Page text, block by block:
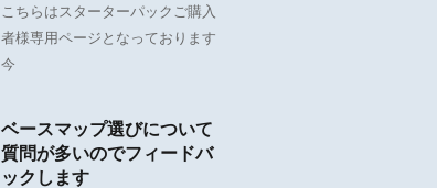
こちらはスターターパックご購入
者様専用ページとなっております
今
ベースマップ選びについて
質問が多いのでフィードバ
ックします